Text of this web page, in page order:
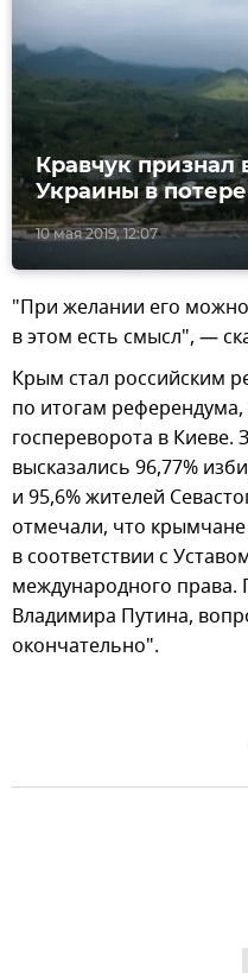
10 мая 2019, 12:07
Кравчук признал
Украины в
"При желании его
в этом есть смысл", —
Крым стал российским
по итогам
госпереворота в Киеве.
высказались 96,77%
и 95,6% жителей
отмечали, что
в соответствии с
международного
Владимира Путина,
окончательно".